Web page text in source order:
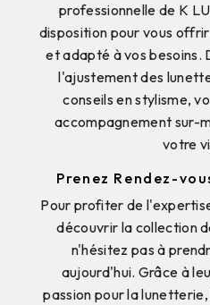
professionnelle de K
disposition pour vous
et adapté à vos besoins.
l'ajustement des
conseils en stylisme,
accompagnement sur-
votre
Prenez Rendez-
Pour profiter de
découvrir la collection
n'hésitez pas à
aujourd'hui. Grâce à
passion pour la